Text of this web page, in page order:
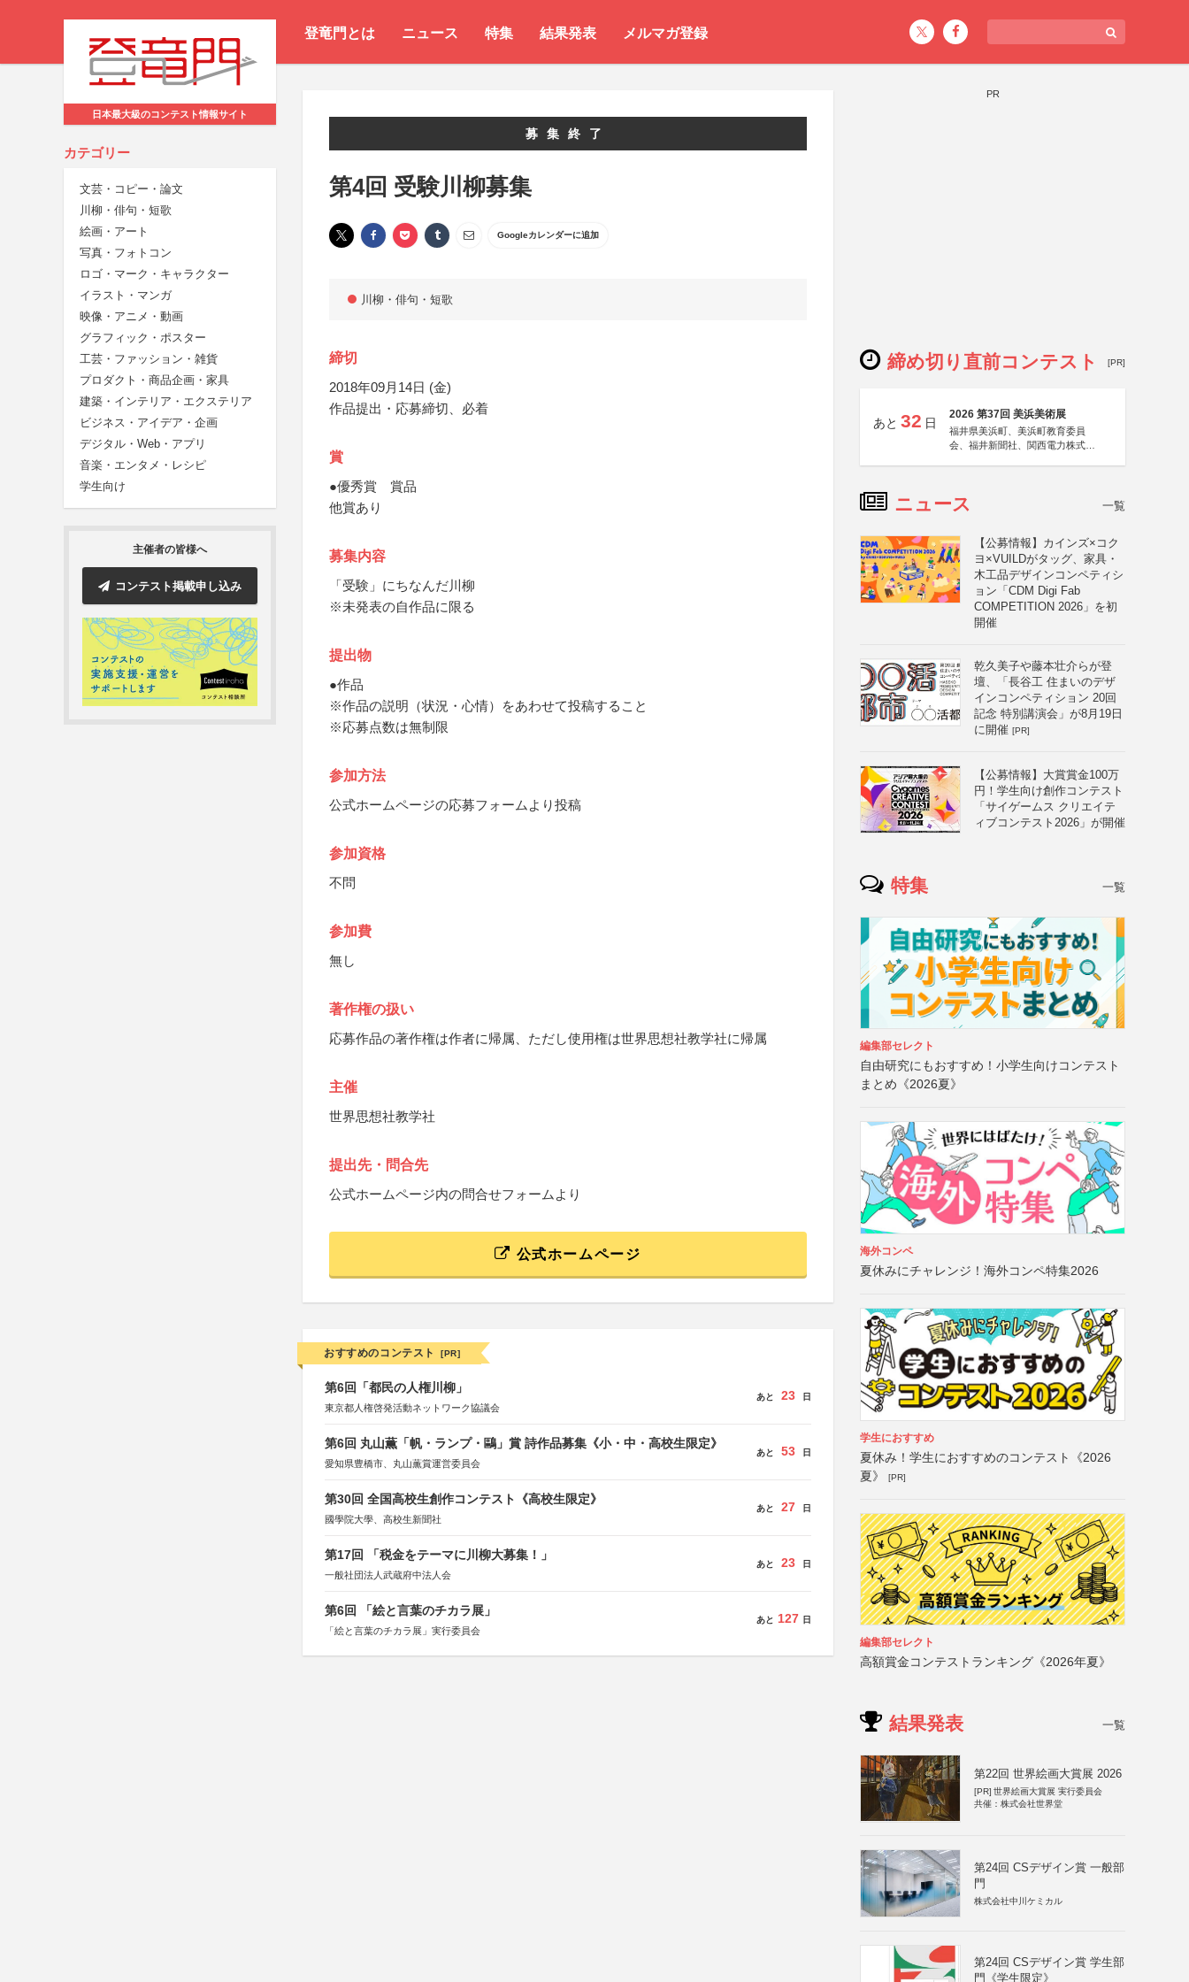
登竜門とは ニュース 特集 結果発表 メルマガ登録
日本最大級のコンテスト情報サイト
カテゴリー
文芸・コピー・論文
川柳・俳句・短歌
絵画・アート
写真・フォトコン
ロゴ・マーク・キャラクター
イラスト・マンガ
映像・アニメ・動画
グラフィック・ポスター
工芸・ファッション・雑貨
プロダクト・商品企画・家具
建築・インテリア・エクステリア
ビジネス・アイデア・企画
デジタル・Web・アプリ
音楽・エンタメ・レシピ
学生向け
主催者の皆様へ
コンテスト掲載申し込み
募集終了
第4回 受験川柳募集
Googleカレンダーに追加
川柳・俳句・短歌
締切
2018年09月14日 (金)
作品提出・応募締切、必着
賞
●優秀賞 賞品
他賞あり
募集内容
「受験」にちなんだ川柳
※未発表の自作品に限る
提出物
●作品
※作品の説明（状況・心情）をあわせて投稿すること
※応募点数は無制限
参加方法
公式ホームページの応募フォームより投稿
参加資格
不問
参加費
無し
著作権の扱い
応募作品の著作権は作者に帰属、ただし使用権は世界思想社教学社に帰属
主催
世界思想社教学社
提出先・問合先
公式ホームページ内の問合せフォームより
公式ホームページ
おすすめのコンテスト [PR]
第6回「都民の人権川柳」
東京都人権啓発活動ネットワーク協議会
あと 23 日
第6回 丸山薫「帆・ランプ・鷗」賞 詩作品募集《小・中・高校生限定》
愛知県豊橋市、丸山薫賞運営委員会
あと 53 日
第30回 全国高校生創作コンテスト《高校生限定》
國學院大學、高校生新聞社
あと 27 日
第17回 「税金をテーマに川柳大募集！」
一般社団法人武蔵府中法人会
あと 23 日
第6回 「絵と言葉のチカラ展」
「絵と言葉のチカラ展」実行委員会
あと 127 日
PR
締め切り直前コンテスト [PR]
あと 32 日
2026 第37回 美浜美術展
福井県美浜町、美浜町教育委員
会、福井新聞社、関西電力株式会
ニュース 一覧
【公募情報】カインズ×コク
ヨ×VUILDがタッグ、家具・
木工品デザインコンペティシ
ョン「CDM Digi Fab
COMPETITION 2026」を初
開催
乾久美子や藤本壮介らが登
壇、「長谷工 住まいのデザ
インコンペティション 20回
記念 特別講演会」が8月19日
に開催 [PR]
【公募情報】大賞賞金100万
円！学生向け創作コンテスト
「サイゲームス クリエイテ
ィブコンテスト2026」が開催
特集 一覧
編集部セレクト
自由研究にもおすすめ！小学生向けコンテスト
まとめ《2026夏》
海外コンペ
夏休みにチャレンジ！海外コンペ特集2026
学生におすすめ
夏休み！学生におすすめのコンテスト《2026
夏》
[PR]
編集部セレクト
高額賞金コンテストランキング《2026年夏》
結果発表 一覧
第22回 世界絵画大賞展 2026
[PR] 世界絵画大賞展 実行委員会
共催：株式会社世界堂
第24回 CSデザイン賞 一般部
門
株式会社中川ケミカル
第24回 CSデザイン賞 学生部
門《学生限定》